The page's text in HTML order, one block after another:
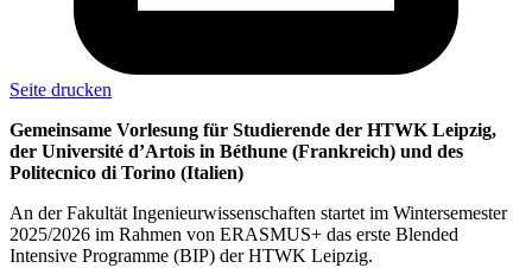
Seite drucken
Gemeinsame Vorlesung für Studierende der HTWK Leipzig,
der Université d’Artois in Béthune (Frankreich) und des
Politecnico di Torino (Italien)
An der Fakultät Ingenieurwissenschaften startet im Wintersemester
2025/2026 im Rahmen von ERASMUS+ das erste Blended
Intensive Programme (BIP) der HTWK Leipzig.